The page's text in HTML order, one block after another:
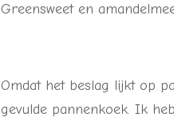
Greensweet en
Omdat het beslag lijkt op
gevulde pannenkoek. Ik